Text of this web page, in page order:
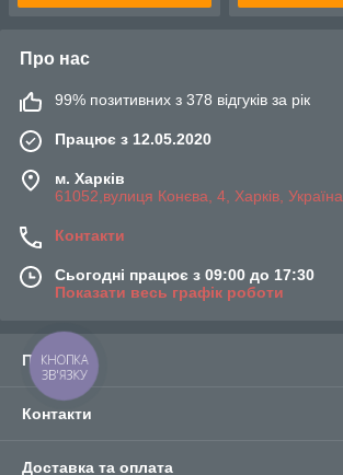
Про нас
99% позитивних з 378 відгуків за рік
Працює з 12.05.2020
м. Харків
61052,вулиця Конєва, 4, Харків, Україна
Контакти
Сьогодні працює з 09:00 до 17:30
Показати весь графік роботи
Про нас
Контакти
Доставка та оплата
КНОПКА
ЗВ'ЯЗКУ